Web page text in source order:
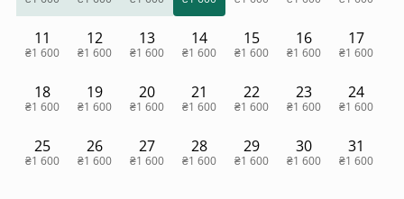
11
₴1 600
12
₴1 600
13
₴1 600
14
₴1 600
15
₴1 600
16
₴1 600
17
₴1 600
18
₴1 600
19
₴1 600
20
₴1 600
21
₴1 600
22
₴1 600
23
₴1 600
24
₴1 600
25
₴1 600
26
₴1 600
27
₴1 600
28
₴1 600
29
₴1 600
30
₴1 600
31
₴1 600